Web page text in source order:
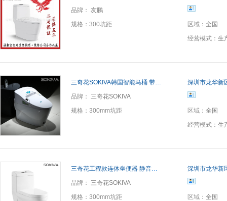
品牌： 友鹏
规格： 300坑距 区域： 全国
经营模式： 生
三奇花SOKIVA韩国智能马桶 带遥控自动冲水烘干一体智能坐便器
品牌：
三奇花SOKIVA
规格： 300mm坑距
深圳市龙华新
区域： 全国
经营模式： 生
三奇花工程款连体坐便器 静音冲水马桶 超漩虹吸特价批发座便器
品牌：
三奇花SOKIVA
规格： 300mm坑距
深圳市龙华新
区域： 全国